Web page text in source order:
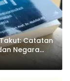
Catatan
Negara